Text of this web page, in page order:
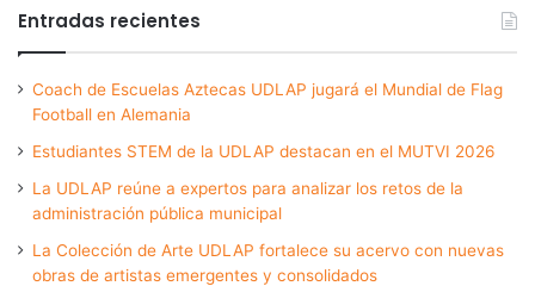
Entradas recientes
Coach de Escuelas Aztecas UDLAP jugará el Mundial de Flag
Football en Alemania
Estudiantes STEM de la UDLAP destacan en el MUTVI 2026
La UDLAP reúne a expertos para analizar los retos de la
administración pública municipal
La Colección de Arte UDLAP fortalece su acervo con nuevas
obras de artistas emergentes y consolidados